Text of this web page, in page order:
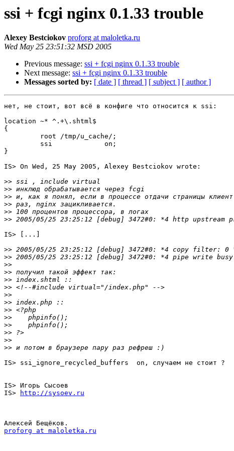
ssi + fcgi nginx 0.1.33 trouble
Alexey Bestciokov proforg at maloletka.ru
Wed May 25 23:51:32 MSD 2005
Previous message: ssi + fcgi nginx 0.1.33 trouble
Next message: ssi + fcgi nginx 0.1.33 trouble
Messages sorted by: [ date ] [ thread ] [ subject ] [ author ]
нет, не стоит, вот всё в конфиге что относится к ssi:
location ~* ^.+\.shtml$
{
         root /tmp/u_cache/;
         ssi             on;
}
IS> On Wed, 25 May 2005, Alexey Bestciokov wrote:
>>
>>
>>
>>
>>
>>
IS> [...]
>>
>>
>>
>>
>>
>>
>>
>>
>>
>>
>>
>>
>>
>>
IS> ssi_ignore_recycled_buffers  on, случаем не стоит ?
IS> Игорь Сысоев
IS>
http://sysoev.ru
proforg at maloletka.ru